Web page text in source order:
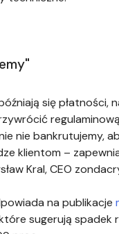
się płatności,
nie bankrutujemy,
klientom –
Kral, CEO
na publikacje
sugerują spadek